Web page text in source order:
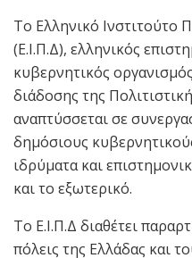
Το Ελληνικό Ινστιτούτο
(Ε.Ι.Π.Δ), ελληνικός
κυβερνητικός
διάδοσης της
αναπτύσσεται σε
δημόσιους
ιδρύματα και
και το εξωτερικό.
Το Ε.Ι.Π.Δ διαθέτει
πόλεις της Ελλάδας και